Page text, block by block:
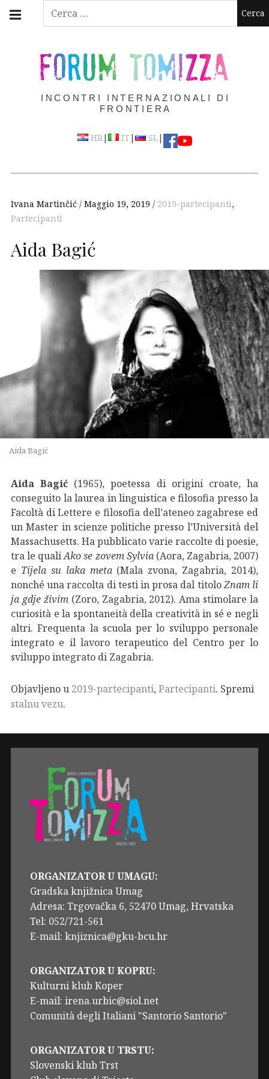
Ricerca
Skip
FORUM TOMIZZA
INCONTRI INTERNAZIONALI DI
FRONTIERA
HR| IT | SL|
navigation
Ivana Martinčić Maggio 19, 2019 2019-partecipanti,
Partecipanti
Aida Bagić
Aida Bagić
Aida Bagić (1965), poetessa di origini croate, ha
conseguito la laurea in linguistica e filosofia presso la
Facoltà di Lettere e filosofia dell’ateneo zagabrese ed
un Master in scienze politiche presso l’Università del
Massachusetts. Ha pubblicato varie raccolte di poesie,
tra le qualiAko se zovem Sylvia(Aora, Zagabria, 2007)
e Tijela su laka meta(Mala zvona, Zagabria, 2014),
nonché una raccolta di testi in prosa dal titoloZnam li
ja gdje živim (Zoro, Zagabria, 2012). Ama stimolare la
curiosità e la spontaneità della creatività in sé e negli
altri. Frequenta la scuola per lo sviluppo personale
integrato e il lavoro terapeutico del Centro per lo
sviluppo integrato di Zagabria.
Objavljeno u 2019-partecipanti, Partecipanti. Spremi
stalnu vezu.
ORGANIZATOR U UMAGU:
Gradska knjižnica Umag
Adresa: Trgovačka 6, 52470 Umag, Hrvatska
Tel: 052/721-561
E-mail: knjiznica@gku-bcu.hr
ORGANIZATOR U KOPRU:
Kulturni klub Koper
E-mail: irena.urbic@siol.net
Comunità degli Italiani "Santorio Santorio"
ORGANIZATOR U TRSTU:
Slovenski klub Trst